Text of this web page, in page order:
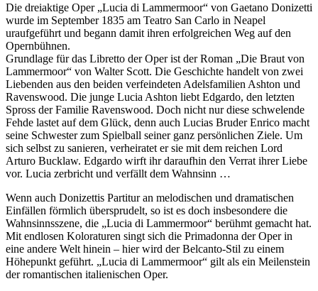
Die dreiaktige Oper „Lucia di Lammermoor“ von Gaetano Donizetti
wurde im September 1835 am Teatro San Carlo in Neapel
uraufgeführt und begann damit ihren erfolgreichen Weg auf den
Opernbühnen.
Grundlage für das Libretto der Oper ist der Roman „Die Braut von
Lammermoor“ von Walter Scott. Die Geschichte handelt von zwei
Liebenden aus den beiden verfeindeten Adelsfamilien Ashton und
Ravenswood. Die junge Lucia Ashton liebt Edgardo, den letzten
Spross der Familie Ravenswood. Doch nicht nur diese schwelende
Fehde lastet auf dem Glück, denn auch Lucias Bruder Enrico macht
seine Schwester zum Spielball seiner ganz persönlichen Ziele. Um
sich selbst zu sanieren, verheiratet er sie mit dem reichen Lord
Arturo Bucklaw. Edgardo wirft ihr daraufhin den Verrat ihrer Liebe
vor. Lucia zerbricht und verfällt dem Wahnsinn …
Wenn auch Donizettis Partitur an melodischen und dramatischen
Einfällen förmlich übersprudelt, so ist es doch insbesondere die
Wahnsinnsszene, die „Lucia di Lammermoor“ berühmt gemacht hat.
Mit endlosen Koloraturen singt sich die Primadonna der Oper in
eine andere Welt hinein – hier wird der Belcanto-Stil zu einem
Höhepunkt geführt. „Lucia di Lammermoor“ gilt als ein Meilenstein
der romantischen italienischen Oper.